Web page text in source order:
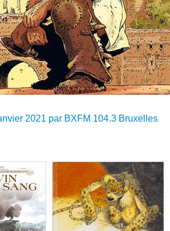
2021 par BXFM 104.3 Bruxelles